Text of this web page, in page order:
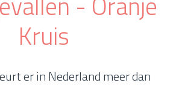
Kruis
er in Nederland meer dan